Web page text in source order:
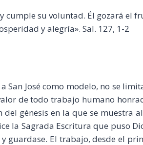
cumple su voluntad. Él gozará el
y alegría». Sal. 127, 1-2
San José como modelo, no se
de todo trabajo humano
génesis en la que se muestra
la Sagrada Escritura que puso
guardase. El trabajo, desde el